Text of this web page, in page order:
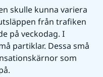
skulle kunna variera
från trafiken
på veckodag. I
partiklar. Dessa små
som